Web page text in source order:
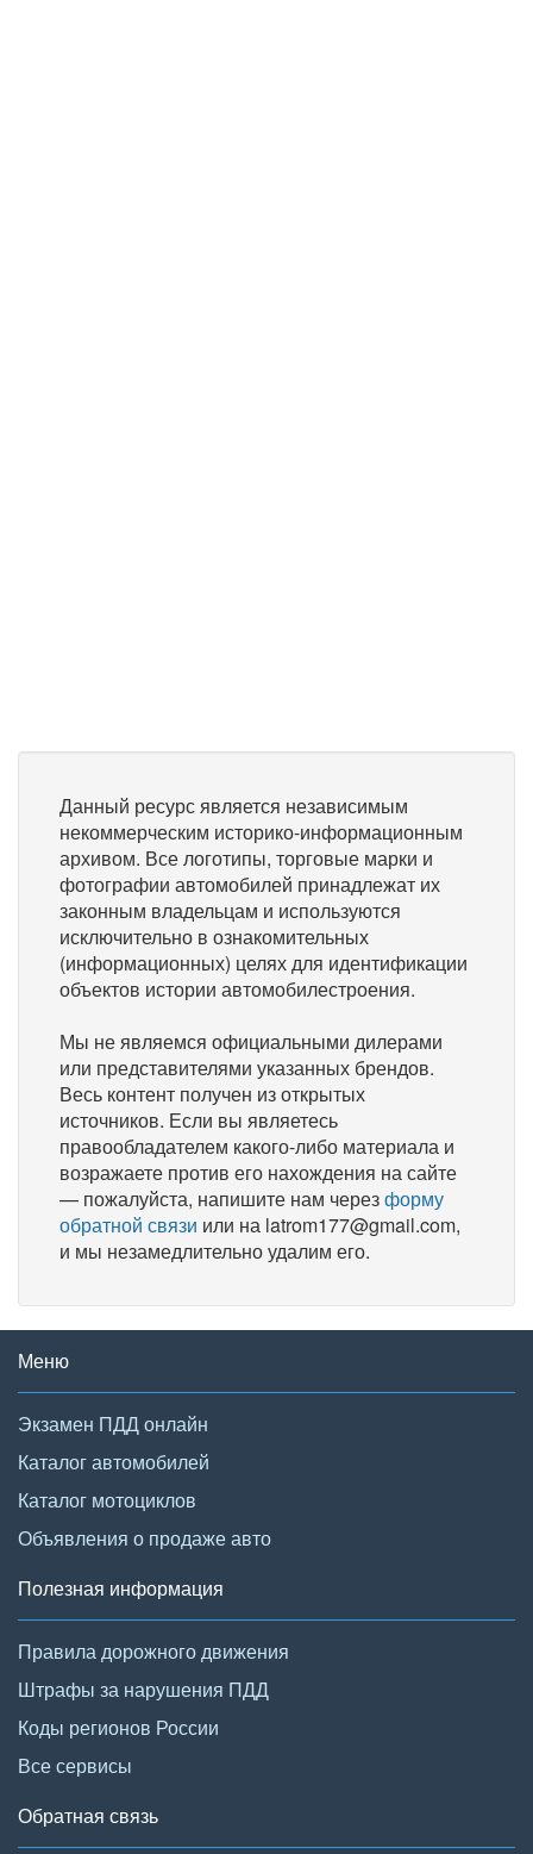
Данный ресурс является независимым
некоммерческим историко-информационным
архивом. Все логотипы, торговые марки и
фотографии автомобилей принадлежат их
законным владельцам и используются
исключительно в ознакомительных
(информационных) целях для идентификации
объектов истории автомобилестроения.
Мы не являемся официальными дилерами
или представителями указанных брендов.
Весь контент получен из открытых
источников. Если вы являетесь
правообладателем какого-либо материала и
возражаете против его нахождения на сайте
— пожалуйста, напишите нам черезформу
обратной связи или на latrom177@gmail.com,
и мы незамедлительно удалим его.
Меню
Экзамен ПДД онлайн
Каталог автомобилей
Каталог мотоциклов
Объявления о продаже авто
Полезная информация
Правила дорожного движения
Штрафы за нарушения ПДД
Коды регионов России
Все сервисы
Обратная связь